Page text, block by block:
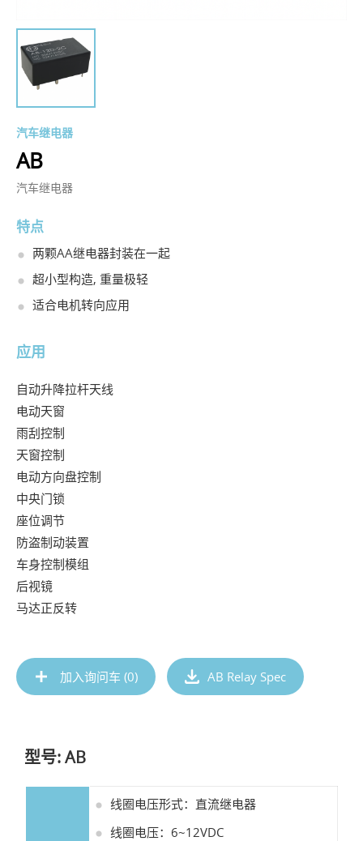
汽车继电器
AB
汽车继电器
特点
两颗AA继电器封装在一起
超小型构造, 重量极轻
适合电机转向应用
应用
自动升降拉杆天线
电动天窗
雨刮控制
天窗控制
电动方向盘控制
中央门锁
座位调节
防盗制动装置
车身控制模组
后视镜
马达正反转
加入询问车 (0) AB Relay Spec
型号: AB
线圈电压形式：直流继电器
线圈电压：6~12VDC